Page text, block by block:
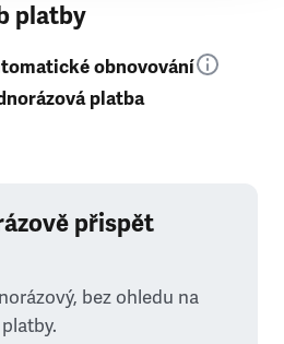
platby
obnovování
platba
přispět
bez ohledu na